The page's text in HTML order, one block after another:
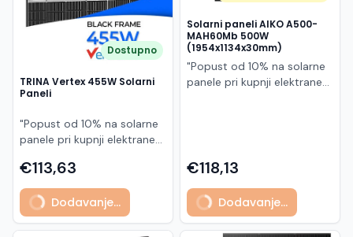
Dostupno
TRINA Vertex 455W Solarni
Paneli
"Popust od 10% na solarne
panele pri kupnji elektrane
Model TSM-455NEG9R.28
predstavlja napredni
glass/glass N-type solarni
modul s visokom
učinkovitošću, dugim
€113,63
Dodavanje...
Solarni paneli AIKO A500-
MAH60Mb 500W
(1954x1134x30mm)
"Popust od 10% na solarne
panele pri kupnji elektrane
500 W iz Neostar 2S serije,
baziran na naprednoj N-
type ABC (All Back Contact)
tehnologiji. Ovaj panel je
namijenjen za moderne
€118,13
Dodavanje...